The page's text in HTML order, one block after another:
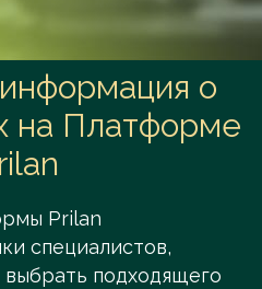
о
на Платформе
Prilan
специалистов,
подходящего